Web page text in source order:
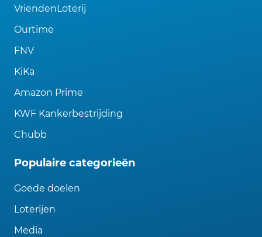
VriendenLoterij
Ourtime
FNV
KiKa
Amazon Prime
KWF Kankerbestrijding
Chubb
Populaire categorieën
Goede doelen
Loterijen
Media